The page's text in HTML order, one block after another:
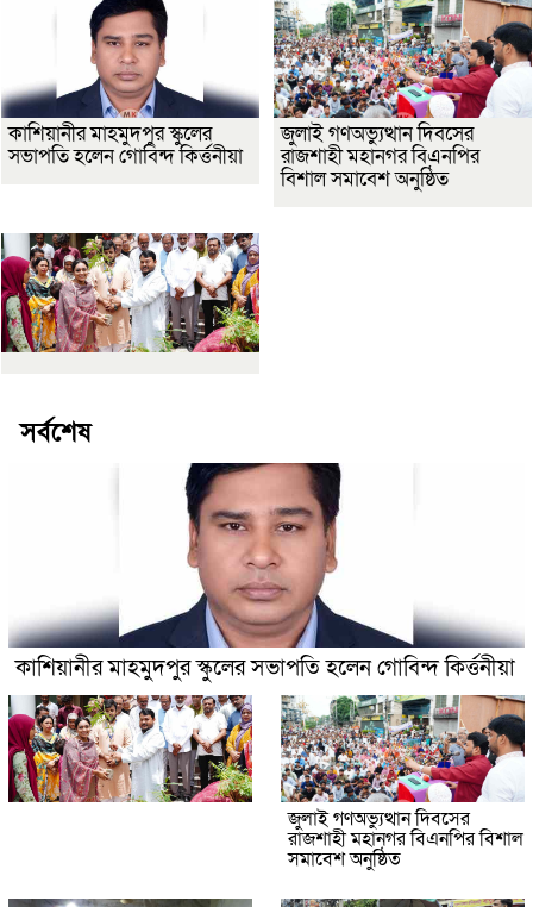
কাশিয়ানীর মাহমুদপুর স্কুলের
সভাপতি হলেন গোবিন্দ কির্ত্তনীয়া
জুলাই গণঅভ্যুত্থান দিবসের
রাজশাহী মহানগর বিএনপির
বিশাল সমাবেশ অনুষ্ঠিত
সর্বশেষ
কাশিয়ানীর মাহমুদপুর স্কুলের সভাপতি হলেন গোবিন্দ কির্ত্তনীয়া
জুলাই গণঅভ্যুত্থান দিবসের
রাজশাহী মহানগর বিএনপির বিশাল
সমাবেশ অনুষ্ঠিত